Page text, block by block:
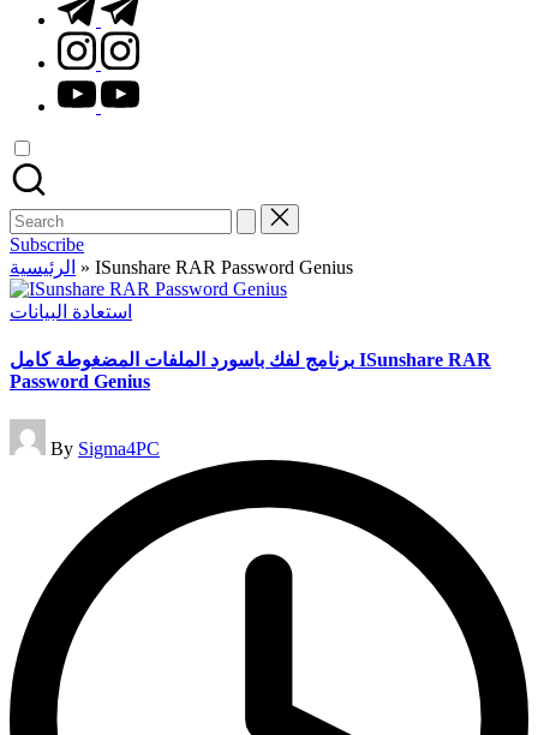
instagram.com
youtube.com
Search
for:
Subscribe
الرئيسية » ISunshare RAR Password Genius
Posted
استعادة البيانات
برنامج لفك باسورد الملفات المضغوطة كامل ISunshare RAR
Password Genius
Posted
by
By Sigma4PC